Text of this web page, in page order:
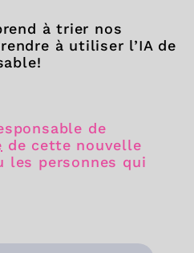
à trier nos
à utiliser l’IA de
de
de cette nouvelle
les personnes qui